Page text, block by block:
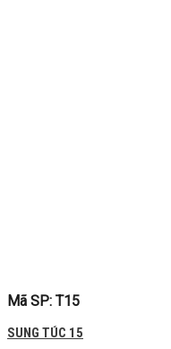
Mã SP: T15
SUNG TÚC 15